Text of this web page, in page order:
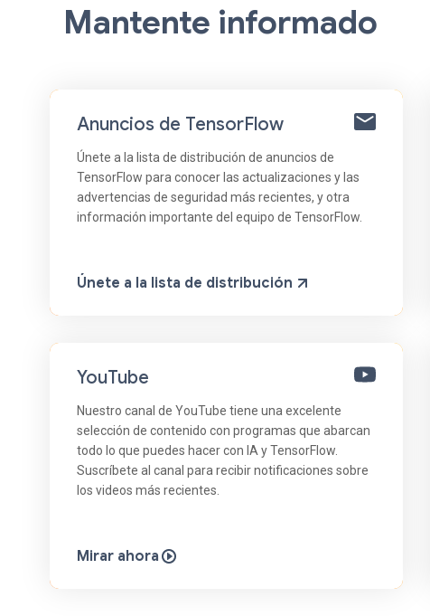
Mantente informado
Anuncios de TensorFlow
Únete a la lista de distribución de anuncios de
TensorFlow para conocer las actualizaciones y las
advertencias de seguridad más recientes, y otra
información importante del equipo de TensorFlow.
Únete a la lista de distribución
YouTube
Nuestro canal de YouTube tiene una excelente
selección de contenido con programas que abarcan
todo lo que puedes hacer con IA y TensorFlow.
Suscríbete al canal para recibir notificaciones sobre
los videos más recientes.
Mirar ahora